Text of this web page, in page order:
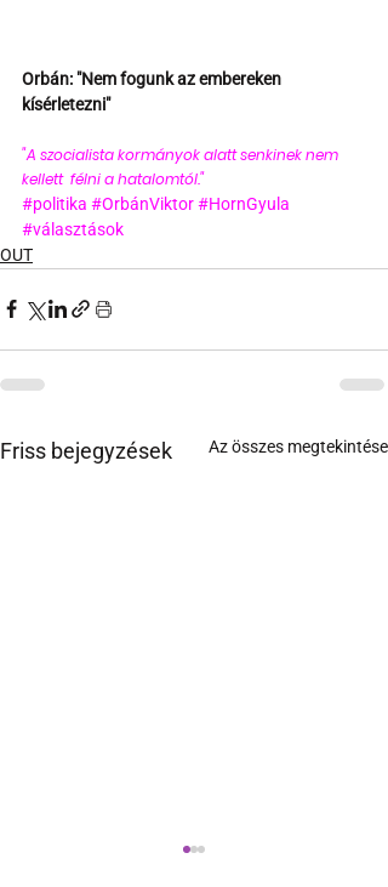
Orbán: "Nem fogunk az embereken
kísérletezni"
"A szocialista kormányok alatt senkinek nem
kellett  félni a hatalomtól."
#politika #OrbánViktor#HornGyula
#választások
OUT
Friss bejegyzések Az összes megtekintése